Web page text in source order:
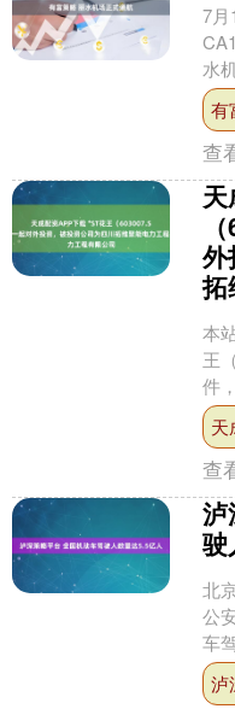
7
水
江
开有
查
外
拓
本
王
件
程
比天
查
泸
驶
北
公
车
驶
泸